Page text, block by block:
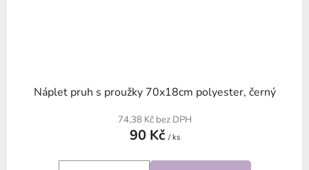
Náplet pruh s proužky 70x18cm polyester, černý
74,38 Kč bez DPH
90 Kč / ks